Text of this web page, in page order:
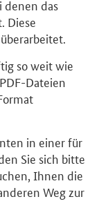
denen das
Diese
so weit wie
Dateien
in einer für
Sie sich bitte
Ihnen die
Weg zur